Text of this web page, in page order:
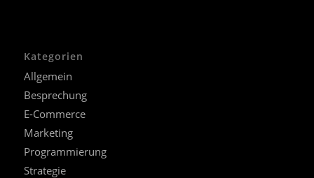
Kategorien
Allgemein
Besprechung
E-Commerce
Marketing
Programmierung
Strategie